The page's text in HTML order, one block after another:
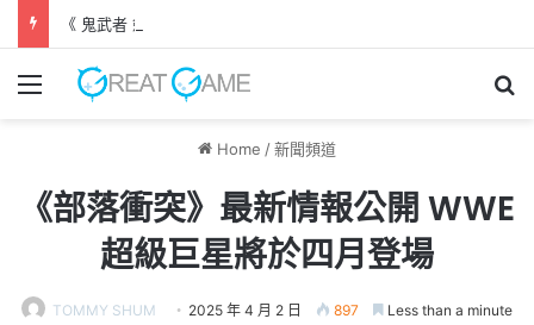
《 鬼武者 劍之道 》 實機試玩報告 源義經將是事件的起源！？
Menu
Home /新聞頻道
《部落衝突》最新情報公開 WWE
超級巨星將於四月登場
TOMMY SHUM 2025 年 4 月 2 日 897 Less than a minute